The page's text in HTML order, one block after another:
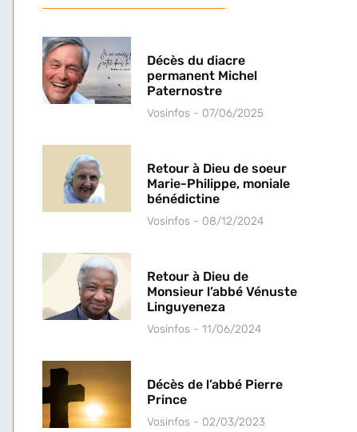
Décès du diacre
permanent Michel
Paternostre
Vosinfos 07/06/2025
Retour à Dieu de soeur
Marie-Philippe, moniale
bénédictine
Vosinfos 08/12/2024
Retour à Dieu de
Monsieur l’abbé Vénuste
Linguyeneza
Vosinfos 11/06/2024
Décès de l’abbé Pierre
Prince
Vosinfos 02/03/2023